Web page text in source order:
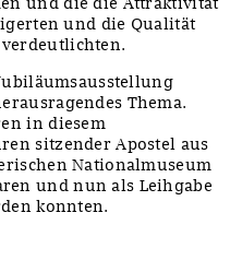
und die Qualität
Thema.
in diesem
sitzender Apostel aus
Nationalmuseum
und nun als Leihgabe
konnten.